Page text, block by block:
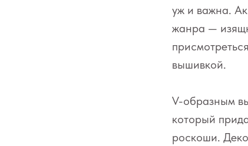
уж и важна.
жанра —
вышивкой.
V-образным
который
роскоши.